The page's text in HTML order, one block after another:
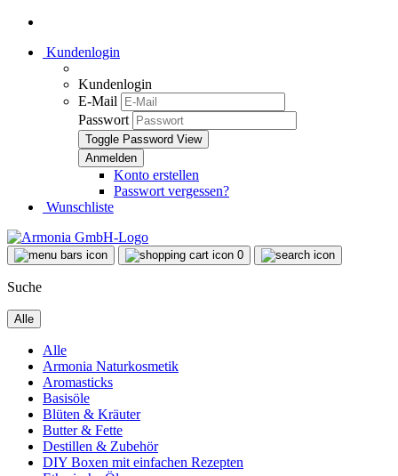
Kundenlogin
Kundenlogin
E-Mail
Passwort
Toggle Password View
Konto erstellen
Passwort vergessen?
Wunschliste
0
Suche
Alle
Alle
Armonia Naturkosmetik
Aromasticks
Basisöle
Blüten & Kräuter
Butter & Fette
Destillen & Zubehör
DIY Boxen mit einfachen Rezepten